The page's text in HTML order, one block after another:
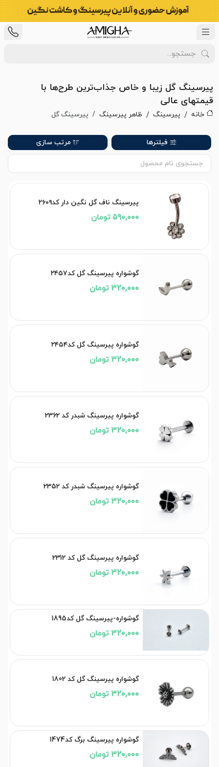
پیرسینگ گل زیبا و خاص جذاب‌ترین طرح‌ها با
قیمتهای عالی
خانه پیرسینگ ظاهر پیرسینگ پیرسینگ گل
فیلترها مرتب سازی
پیرسینگ ناف گل نگین دار کد۲۶۰۹
590,000 تومان
گوشواره پیرسینگ گل کد۲۴۵۷
320,000 تومان
گوشواره پیرسینگ گل کد۲۴۵۴
320,000 تومان
گوشواره پیرسینگ شبدر کد 2362
320,000 تومان
گوشواره پیرسینگ شبدر کد 2352
320,000 تومان
گوشواره پیرسینگ گل کد 2312
320,000 تومان
گوشواره-پیرسینگ گل کد1895
320,000 تومان
گوشواره پیرسینگ گل کد 1802
320,000 تومان
گوشواره پیرسینگ برگ کد1474
320,000 تومان